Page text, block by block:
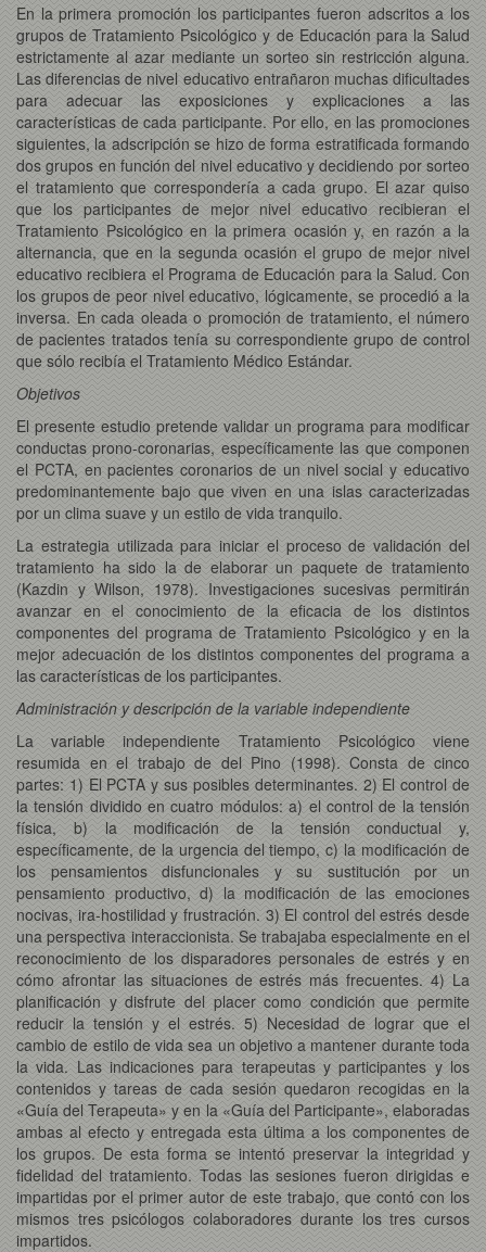
En la primera promoción los participantes fueron adscritos a los
grupos de Tratamiento Psicológico y de Educación para la Salud
estrictamente al azar mediante un sorteo sin restricción alguna.
Las diferencias de nivel educativo entrañaron muchas dificultades
para adecuar las exposiciones y explicaciones a las
características de cada participante. Por ello, en las promociones
siguientes, la adscripción se hizo de forma estratificada formando
dos grupos en función del nivel educativo y decidiendo por sorteo
el tratamiento que correspondería a cada grupo. El azar quiso
que los participantes de mejor nivel educativo recibieran el
Tratamiento Psicológico en la primera ocasión y, en razón a la
alternancia, que en la segunda ocasión el grupo de mejor nivel
educativo recibiera el Programa de Educación para la Salud. Con
los grupos de peor nivel educativo, lógicamente, se procedió a la
inversa. En cada oleada o promoción de tratamiento, el número
de pacientes tratados tenía su correspondiente grupo de control
que sólo recibía el Tratamiento Médico Estándar.
Objetivos
El presente estudio pretende validar un programa para modificar
conductas prono-coronarias, específicamente las que componen
el PCTA, en pacientes coronarios de un nivel social y educativo
predominantemente bajo que viven en una islas caracterizadas
por un clima suave y un estilo de vida tranquilo.
La estrategia utilizada para iniciar el proceso de validación del
tratamiento ha sido la de elaborar un paquete de tratamiento
(Kazdin y Wilson, 1978). Investigaciones sucesivas permitirán
avanzar en el conocimiento de la eficacia de los distintos
componentes del programa de Tratamiento Psicológico y en la
mejor adecuación de los distintos componentes del programa a
las características de los participantes.
Administración y descripción de la variable independiente
La variable independiente Tratamiento Psicológico viene
resumida en el trabajo de del Pino (1998). Consta de cinco
partes: 1) El PCTA y sus posibles determinantes. 2) El control de
la tensión dividido en cuatro módulos: a) el control de la tensión
física, b) la modificación de la tensión conductual y,
específicamente, de la urgencia del tiempo, c) la modificación de
los pensamientos disfuncionales y su sustitución por un
pensamiento productivo, d) la modificación de las emociones
nocivas, ira-hostilidad y frustración. 3) El control del estrés desde
una perspectiva interaccionista. Se trabajaba especialmente en el
reconocimiento de los disparadores personales de estrés y en
cómo afrontar las situaciones de estrés más frecuentes. 4) La
planificación y disfrute del placer como condición que permite
reducir la tensión y el estrés. 5) Necesidad de lograr que el
cambio de estilo de vida sea un objetivo a mantener durante toda
la vida. Las indicaciones para terapeutas y participantes y los
contenidos y tareas de cada sesión quedaron recogidas en la
«Guía del Terapeuta» y en la «Guía del Participante», elaboradas
ambas al efecto y entregada esta última a los componentes de
los grupos. De esta forma se intentó preservar la integridad y
fidelidad del tratamiento. Todas las sesiones fueron dirigidas e
impartidas por el primer autor de este trabajo, que contó con los
mismos tres psicólogos colaboradores durante los tres cursos
impartidos.